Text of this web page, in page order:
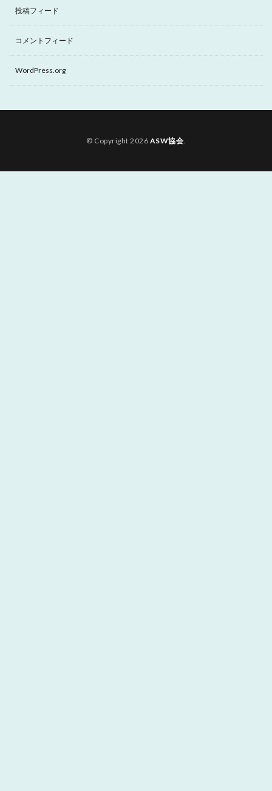
投稿フィード
コメントフィード
WordPress.org
© Copyright 2026 ASW協会